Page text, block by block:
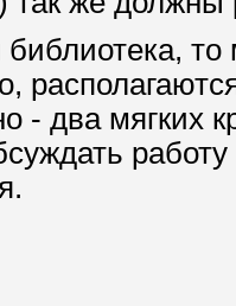
то
- два мягких